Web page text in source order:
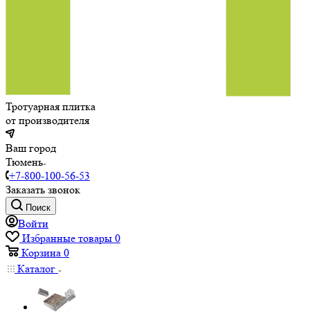
Тротуарная плитка
от производителя
Ваш город
Тюмень
+7-800-100-56-53
Заказать звонок
Поиск
Войти
Избранные товары 0
Корзина 0
Каталог